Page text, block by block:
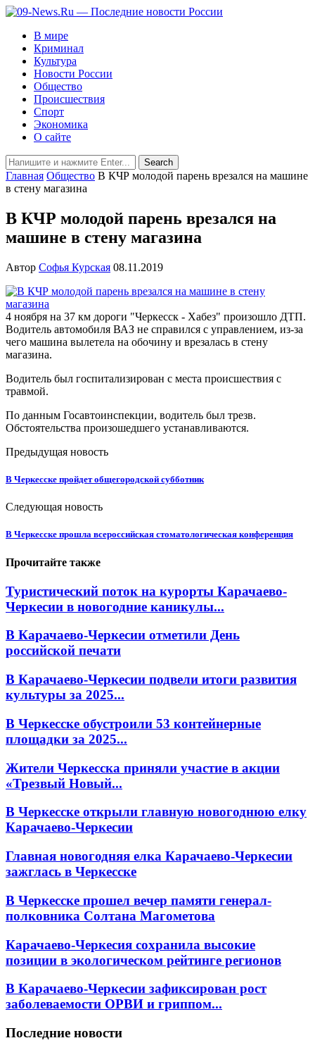
В мире
Криминал
Культура
Новости России
Общество
Происшествия
Спорт
Экономика
О сайте
Главная Общество В КЧР молодой парень врезался на машине
в стену магазина
В КЧР молодой парень врезался на
машине в стену магазина
Автор Софья Курская 08.11.2019
4 ноября на 37 км дороги "Черкесск - Хабез" произошло ДТП.
Водитель автомобиля ВАЗ не справился с управлением, из-за
чего машина вылетела на обочину и врезалась в стену
магазина.
Водитель был госпитализирован с места происшествия с
травмой.
По данным Госавтоинспекции, водитель был трезв.
Обстоятельства произошедшего устанавливаются.
Предыдущая новость
В Черкесске пройдет общегородской субботник
Следующая новость
В Черкесске прошла всероссийская стоматологическая конференция
Прочитайте также
Туристический поток на курорты Карачаево-
Черкесии в новогодние каникулы...
В Карачаево-Черкесии отметили День
российской печати
В Карачаево-Черкесии подвели итоги развития
культуры за 2025...
В Черкесске обустроили 53 контейнерные
площадки за 2025...
Жители Черкесска приняли участие в акции
«Трезвый Новый...
В Черкесске открыли главную новогоднюю елку
Карачаево-Черкесии
Главная новогодняя елка Карачаево-Черкесии
зажглась в Черкесске
В Черкесске прошел вечер памяти генерал-
полковника Солтана Магометова
Карачаево-Черкесия сохранила высокие
позиции в экологическом рейтинге регионов
В Карачаево-Черкесии зафиксирован рост
заболеваемости ОРВИ и гриппом...
Последние новости